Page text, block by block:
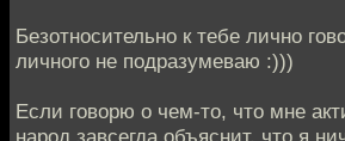
Безотносительно к тебе лично
личного не подразумеваю :)))
Если говорю о чем-то, что мне